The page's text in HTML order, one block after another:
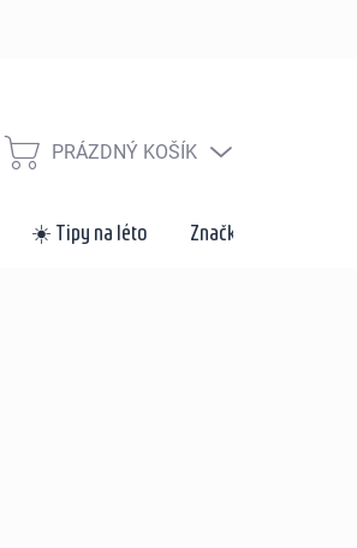
NÁKUPNÍ
PRÁZDNÝ KOŠÍK
☀️ Tipy na léto Značky